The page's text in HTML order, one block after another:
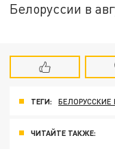
Белоруссии в
ТЕГИ:
ЧИТАЙТЕ ТАКЖЕ: